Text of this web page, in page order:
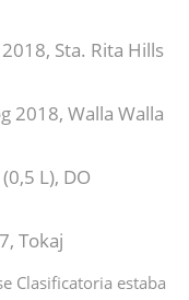
Sta. Rita Hills
2018, Walla Walla
L), DO
Tokaj
Clasificatoria estaba